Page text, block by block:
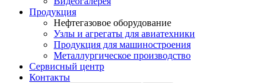
Продукция
Нефтегазовое оборудование
Узлы и агрегаты для авиатехники
Продукция для машиностроения
Металлургическое производство
Сервисный центр
Контакты